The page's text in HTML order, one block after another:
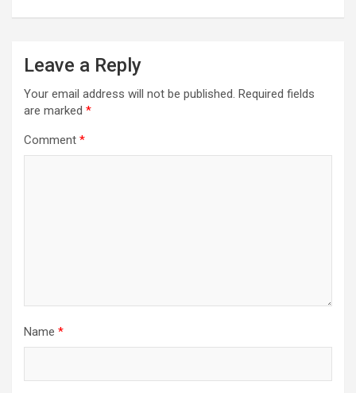
Leave a Reply
Your email address will not be published. Required fields
are marked *
Comment *
Name *